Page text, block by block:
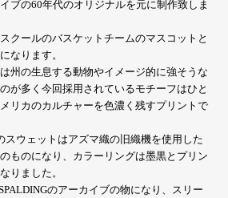
ブの60年代のオリジナルを元に制作致しま
クールのバスケットチームのマスコットと
なります。
州の生息する動物やイメージ的に強そうな
が多く今回採用されているモチーフはひと
リカのカルチャーを色濃く残すプリントで
スウェットはアズマ織の旧織機を使用した
ものになり、カラーリングは墨黒とプリン
りました。
のアーカイブの物になり、スリー